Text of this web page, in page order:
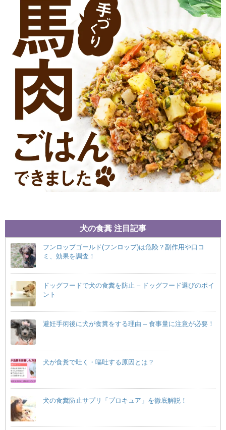
犬の食糞 注目記事
フンロップゴールド(フンロップ)は危険？副作用や口コ
ミ、効果を調査！
ドッグフードで犬の食糞を防止 – ドッグフード選びのポイ
ント
避妊手術後に犬が食糞をする理由 – 食事量に注意が必要！
犬が食糞で吐く・嘔吐する原因とは？
犬の食糞防止サプリ「プロキュア」を徹底解説！